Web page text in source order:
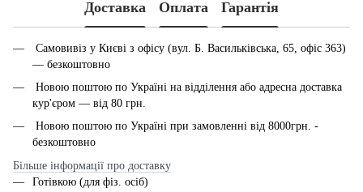
Доставка Оплата Гарантія
Самовивіз у Києві з офісу (вул. Б. Васильківська, 65, офіс 363)
— безкоштовно
Новою поштою по Україні на відділення або адресна доставка
кур'єром — від 80 грн.
Новою поштою по Україні при замовленні від 8000грн. -
безкоштовно
Більше інформації про доставку
Готівкою (для фіз. осіб)